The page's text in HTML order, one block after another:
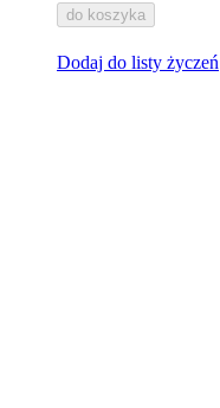
do koszyka
Dodaj do listy życzeń